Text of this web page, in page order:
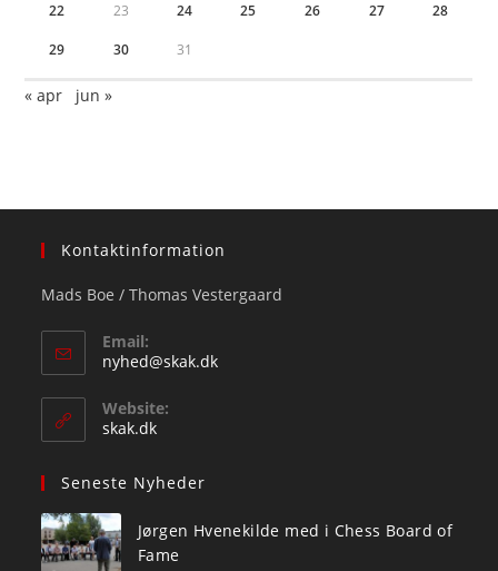
22 23 24 25 26 27 28
29 30 31
« apr jun »
Kontaktinformation
Mads Boe / Thomas Vestergaard
Email:
nyhed@skak.dkOpens
Website:
skak.dk
Seneste Nyheder
Jørgen Hvenekilde med i Chess Board of
Fame